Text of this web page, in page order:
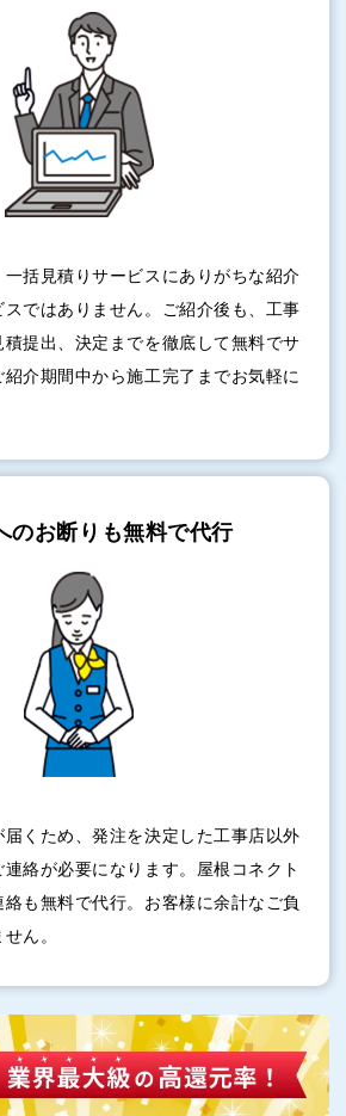
括見積りサービスにありがちな紹介
スではありません。ご紹介後も、工事
積提出、決定までを徹底して無料でサ
介期間中から施工完了までお気軽に
のお断りも無料で代行
くため、発注を決定した工事店以外
絡が必要になります。屋根コネクト
も無料で代行。お客様に余計なご負
ん。